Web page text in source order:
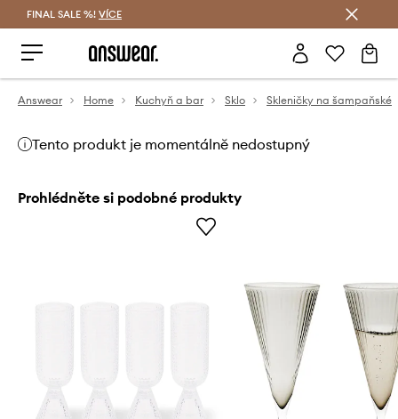
FINAL SALE %! VÍCE
Answear Home Kuchyň a bar Sklo Skleničky na šampaňské
Tento produkt je momentálně nedostupný
Prohlédněte si podobné produkty